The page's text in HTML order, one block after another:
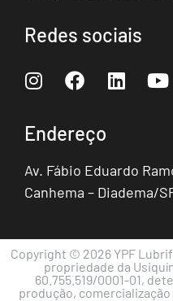
Redes sociais
Endereço
Av. Fábio Eduardo
Canhema – Diadema/
Copyright © 2026 YPF
propriedade da
60.755.519/0001-01,
produção,